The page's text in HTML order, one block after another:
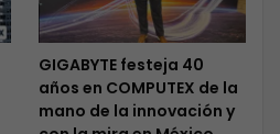
GIGABYTE festeja 40
años en COMPUTEX de la
mano de la innovación y